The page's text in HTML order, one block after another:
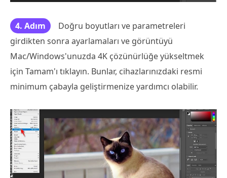
4. Adım
Doğru boyutları ve parametreleri
girdikten sonra ayarlamaları ve görüntüyü
Mac/Windows'unuzda 4K çözünürlüğe yükseltmek
için Tamam'ı tıklayın. Bunlar, cihazlarınızdaki resmi
minimum çabayla geliştirmenize yardımcı olabilir.